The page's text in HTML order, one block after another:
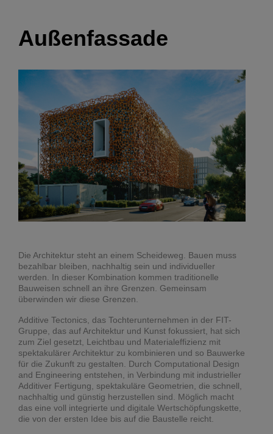
Außenfassade
Die Architektur steht an einem Scheideweg. Bauen muss
bezahlbar bleiben, nachhaltig sein und individueller
werden. In dieser Kombination kommen traditionelle
Bauweisen schnell an ihre Grenzen. Gemeinsam
überwinden wir diese Grenzen.
Additive Tectonics, das Tochterunternehmen in der FIT-
Gruppe, das auf Architektur und Kunst fokussiert, hat sich
zum Ziel gesetzt, Leichtbau und Materialeffizienz mit
spektakulärer Architektur zu kombinieren und so Bauwerke
für die Zukunft zu gestalten. Durch Computational Design
and Engineering entstehen, in Verbindung mit industrieller
Additiver Fertigung, spektakuläre Geometrien, die schnell,
nachhaltig und günstig herzustellen sind. Möglich macht
das eine voll integrierte und digitale Wertschöpfungskette,
die von der ersten Idee bis auf die Baustelle reicht.